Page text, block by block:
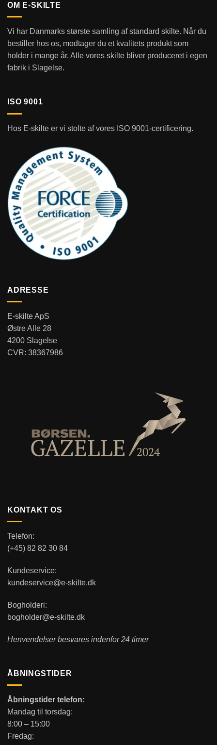
OM E-SKILTE
Vi har Danmarks største samling af standard skilte. Når du
bestiller hos os, modtager du et kvalitets produkt som
holder i mange år. Alle vores skilte bliver produceret i egen
fabrik i Slagelse.
ISO 9001
Hos E-skilte er vi stolte af vores ISO 9001-certificering.
ADRESSE
E-skilte ApS
Østre Alle 28
4200 Slagelse
CVR: 38367986
KONTAKT OS
Telefon:
(+45) 82 82 30 84
Kundeservice:
kundeservice@e-skilte.dk
Bogholderi:
bogholder@e-skilte.dk
Henvendelser besvares indenfor 24 timer
ÅBNINGSTIDER
Åbningstider telefon:
Mandag til torsdag:
8:00 – 15:00
Fredag: